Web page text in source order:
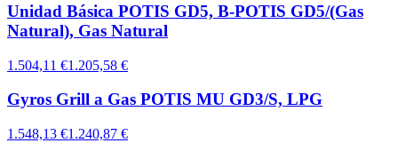
Unidad Básica POTIS GD5, B-POTIS GD5/(Gas
Natural), Gas Natural
1.504,11 €1.205,58 €
Gyros Grill a Gas POTIS MU GD3/S, LPG
1.548,13 €1.240,87 €